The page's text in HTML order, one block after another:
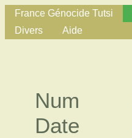
France Génocide Tutsi
Divers
Aide
Num
Date